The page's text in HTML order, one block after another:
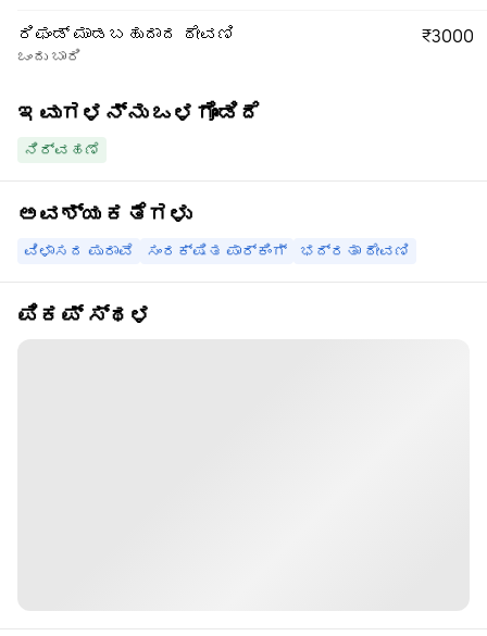
ರಿಫಂಡ್ ಮಾಡಬಹುದಾದ ಠೇವಣಿ
ಒಂದು ಬಾರಿ
₹3000
ಇವುಗಳನ್ನು ಒಳಗೊಂಡಿದೆ
ನಿರ್ವಹಣೆ
ಅವಶ್ಯಕತೆಗಳು
ವಿಳಾಸದ ಪುರಾವೆ ಸಂರಕ್ಷಿತ ಪಾರ್ಕಿಂಗ್ ಭದ್ರತಾ ಠೇವಣಿ
ಪಿಕಪ್ ಸ್ಥಳ